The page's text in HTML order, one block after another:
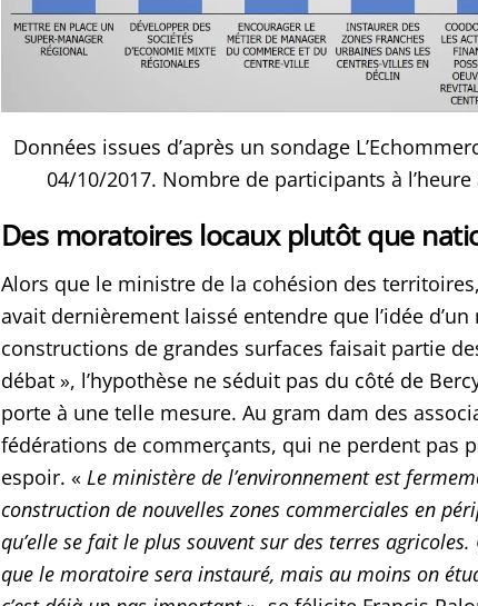
Données issues d’après un sondage
04/10/2017. Nombre de participants à
Des moratoires locaux plutôt que
Alors que le ministre de la cohésion des
avait dernièrement laissé entendre que l’idée
constructions de grandes surfaces faisait partie
débat », l’hypothèse ne séduit pas du côté de
porte à une telle mesure. Au gram dam des
fédérations de commerçants, qui ne perdent pas
espoir. « Le ministère de l’environnement est
construction de nouvelles zones commerciales en
qu’elle se fait le plus souvent sur des terres
que le moratoire sera instauré, mais au moins on